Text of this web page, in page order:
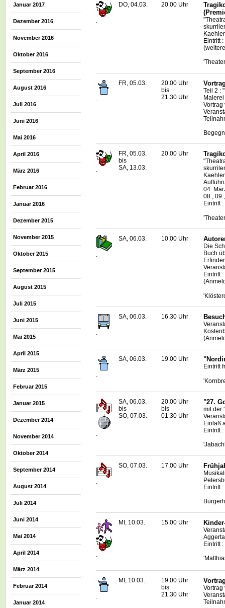
Januar 2017
Dezember 2016
November 2016
Oktober 2016
September 2016
August 2016
Juli 2016
Juni 2016
Mai 2016
April 2016
März 2016
Februar 2016
Januar 2016
Dezember 2015
November 2015
Oktober 2015
September 2015
August 2015
Juli 2015
Juni 2015
Mai 2015
April 2015
März 2015
Februar 2015
Januar 2015
Dezember 2014
November 2014
Oktober 2014
September 2014
August 2014
Juli 2014
Juni 2014
Mai 2014
April 2014
März 2014
Februar 2014
Januar 2014
DO, 04.03. 20.00 Uhr
Kaehler
Eintritt
FR, 05.03.
20.00 Uhr
bis
21.30 Uhr
Teil 2 :
.
FR, 05.03.
bis
SA, 13.03.
20.00 Uhr
Kaehler
04.
08.,
Eintritt
.
SA, 06.03. 10.00 Uhr
Die
Buch
Eintritt
.
SA, 06.03. 16.30 Uhr
.
SA, 06.03. 19.00 Uhr
Eintritt
.
SA, 06.03.
bis
SO, 07.03.
20.00 Uhr
bis
01.30 Uhr
"27.
mit der
Einlaß
Eintritt
.
SO, 07.03. 17.00 Uhr
Eintritt
MI, 10.03. 15.00 Uhr
Eintritt
.
MI, 10.03.
19.00 Uhr
bis
21.30 Uhr
Vortrag